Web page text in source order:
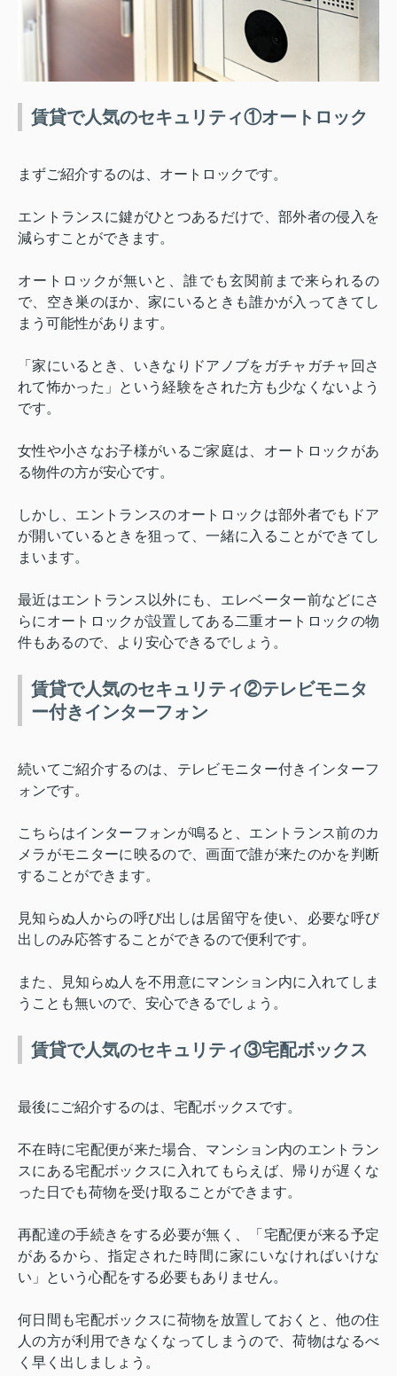
賃貸で人気のセキュリティ①オートロック
まずご紹介するのは、オートロックです。
エントランスに鍵がひとつあるだけで、部外者の侵入を
減らすことができます。
オートロックが無いと、誰でも玄関前まで来られるの
で、空き巣のほか、家にいるときも誰かが入ってきてし
まう可能性があります。
「家にいるとき、いきなりドアノブをガチャガチャ回さ
れて怖かった」という経験をされた方も少なくないよう
です。
女性や小さなお子様がいるご家庭は、オートロックがあ
る物件の方が安心です。
しかし、エントランスのオートロックは部外者でもドア
が開いているときを狙って、一緒に入ることができてし
まいます。
最近はエントランス以外にも、エレベーター前などにさ
らにオートロックが設置してある二重オートロックの物
件もあるので、より安心できるでしょう。
賃貸で人気のセキュリティ②テレビモニタ
ー付きインターフォン
続いてご紹介するのは、テレビモニター付きインターフ
ォンです。
こちらはインターフォンが鳴ると、エントランス前のカ
メラがモニターに映るので、画面で誰が来たのかを判断
することができます。
見知らぬ人からの呼び出しは居留守を使い、必要な呼び
出しのみ応答することができるので便利です。
また、見知らぬ人を不用意にマンション内に入れてしま
うことも無いので、安心できるでしょう。
賃貸で人気のセキュリティ③宅配ボックス
最後にご紹介するのは、宅配ボックスです。
不在時に宅配便が来た場合、マンション内のエントラン
スにある宅配ボックスに入れてもらえば、帰りが遅くな
った日でも荷物を受け取ることができます。
再配達の手続きをする必要が無く、「宅配便が来る予定
があるから、指定された時間に家にいなければいけな
い」という心配をする必要もありません。
何日間も宅配ボックスに荷物を放置しておくと、他の住
人の方が利用できなくなってしまうので、荷物はなるべ
く早く出しましょう。